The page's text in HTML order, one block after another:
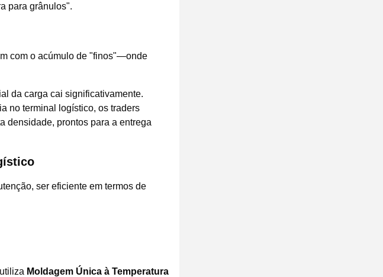
para grânulos".
com o acúmulo de "finos"—onde
da carga cai significativamente.
no terminal logístico, os traders
densidade, prontos para a entrega
ser eficiente em termos de
Moldagem Única à Temperatura